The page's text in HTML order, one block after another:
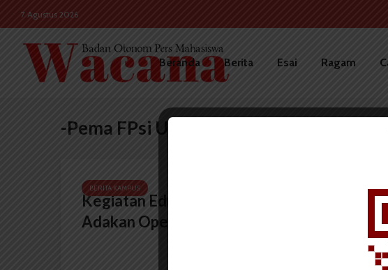
7 Agustus 2026
Beranda Berita Esai Ragam
-Pema FPsi USU
BERITA KAMPUS
Kegiatan Edukasi, Pema Fpsi
Adakan Open Donasi Buku